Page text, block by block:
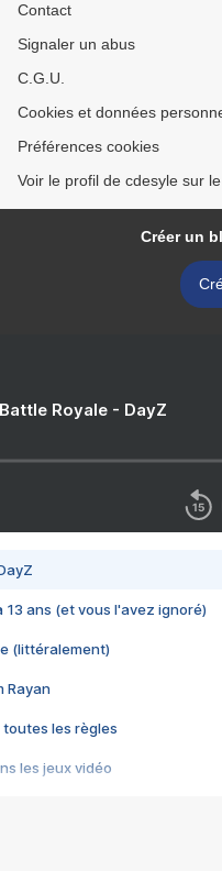
Contact
Signaler un abus
C.G.U.
Cookies et données
Préférences cookies
Voir le profil de cdesyle sur
Créer un
Royale - DayZ
13 ans (et vous l'avez ignoré)
(littéralement)
Rayan
toutes les règles
les jeux vidéo